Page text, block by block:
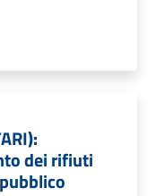
dei rifiuti